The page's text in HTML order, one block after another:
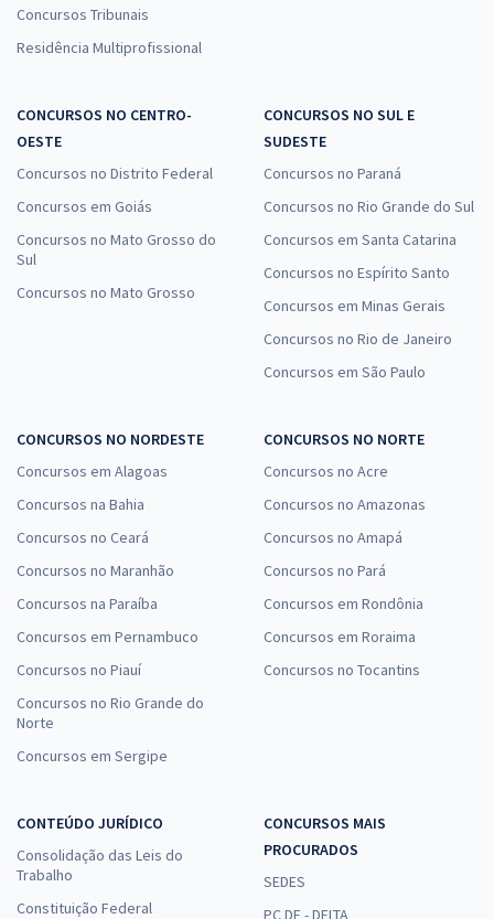
Concursos Tribunais
Residência Multiprofissional
CONCURSOS NO CENTRO-
OESTE
Concursos no Distrito Federal
Concursos em Goiás
Concursos no Mato Grosso do
Sul
Concursos no Mato Grosso
CONCURSOS NO SUL E
SUDESTE
Concursos no Paraná
Concursos no Rio Grande do Sul
Concursos em Santa Catarina
Concursos no Espírito Santo
Concursos em Minas Gerais
Concursos no Rio de Janeiro
Concursos em São Paulo
CONCURSOS NO NORDESTE
Concursos em Alagoas
Concursos na Bahia
Concursos no Ceará
Concursos no Maranhão
Concursos na Paraíba
Concursos em Pernambuco
Concursos no Piauí
Concursos no Rio Grande do
Norte
Concursos em Sergipe
CONCURSOS NO NORTE
Concursos no Acre
Concursos no Amazonas
Concursos no Amapá
Concursos no Pará
Concursos em Rondônia
Concursos em Roraima
Concursos no Tocantins
CONTEÚDO JURÍDICO
Consolidação das Leis do
Trabalho
Constituição Federal
CONCURSOS MAIS
PROCURADOS
SEDES
PC DF - DELTA